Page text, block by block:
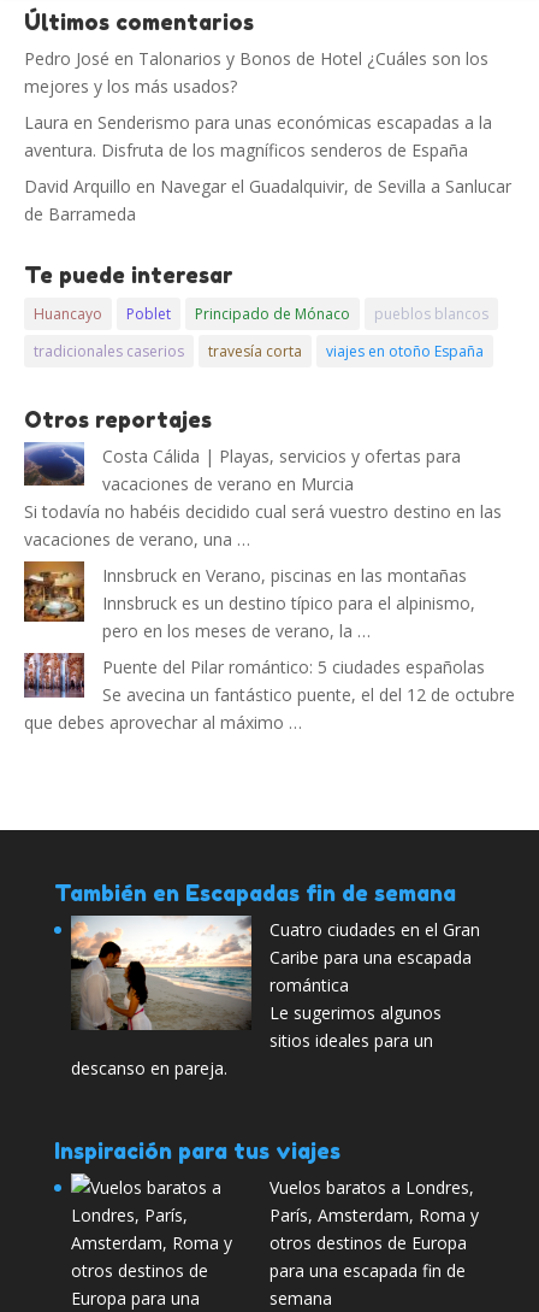
Últimos comentarios
Pedro José en Talonarios y Bonos de Hotel ¿Cuáles son los
mejores y los más usados?
Laura en Senderismo para unas económicas escapadas a la
aventura. Disfruta de los magníficos senderos de España
David Arquillo en Navegar el Guadalquivir, de Sevilla a Sanlucar
de Barrameda
Te puede interesar
Huancayo Poblet Principado de Mónaco
pueblos blancos
tradicionales caserios
travesía corta viajes en otoño España
Otros reportajes
Costa Cálida | Playas, servicios y ofertas para
vacaciones de verano en Murcia
Si todavía no habéis decidido cual será vuestro destino en las
vacaciones de verano, una …
Innsbruck en Verano, piscinas en las montañas
Innsbruck es un destino típico para el alpinismo,
pero en los meses de verano, la …
Puente del Pilar romántico: 5 ciudades españolas
Se avecina un fantástico puente, el del 12 de octubre
que debes aprovechar al máximo …
También en Escapadas fin de semana
Cuatro ciudades en el Gran
Caribe para una escapada
romántica
Le sugerimos algunos
sitios ideales para un
descanso en pareja.
Inspiración para tus viajes
Vuelos baratos a Londres,
París, Amsterdam, Roma y
otros destinos de Europa
para una escapada fin de
semana